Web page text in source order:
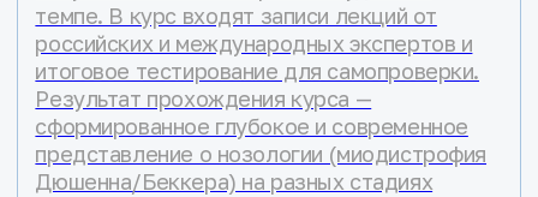
Подробнее о заболевании